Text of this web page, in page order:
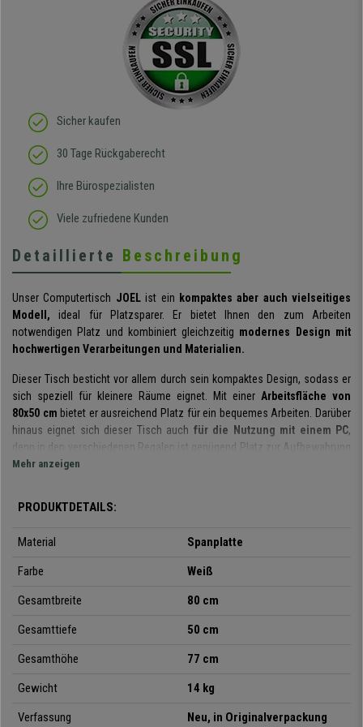
sitzt darin auch wirklich
gut! Die Sitzfläche, eine
Art straffes aber auch
elastisches Gewebe passt
sich der
Körperbewegung an.
Klare Kaufempfehlung!
Sicher kaufen
30 Tage Rückgaberecht
Ihre Bürospezialisten
Viele zufriedene Kunden
Detaillierte Beschreibung
Unser Computertisch JOEList ein kompaktes aber auch vielseitiges
Modell, ideal für Platzsparer. Er bietet Ihnen den zum Arbeiten
notwendigen Platz und kombiniert gleichzeitig modernes Design mit
hochwertigen Verarbeitungen und Materialien.
Dieser Tisch besticht vor allem durch sein kompaktes Design, sodass er
sich speziell für kleinere Räume eignet. Mit einer Arbeitsfläche von
80x50 cm bietet er ausreichend Platz für ein bequemes Arbeiten. Darüber
hinaus eignet sich dieser Tisch auch für die Nutzung mit einem PC,
denn in den verschiedenen Regalen ist genügend Platz zur Aufbewahrung
von Computer und Zubehör.
und Metallverwendet. Durch die Kombination beider Materialien ist er
Kanten sicherheitshalber abgerundet.
Mit seinen 4 multidirektionalen Rollenkann dieser kompakte Tisch bei
Bedarf problemlos weggerollt oder umgestellt werden, die optimale
wird ein unerwünschtes Wegrollen des Tisches vermieden.
Es handelt sich definitiv um einen funktionellen Computertisch
einen einfachen Tisch suchen, ist dieses Modell genau das Richtige für
Mehr anzeigen
PRODUKTDETAILS:
Material
Spanplatte
Farbe
Weiß
Gesamtbreite
80 cm
Gesamttiefe
50 cm
Gesamthöhe
77 cm
Gewicht
14 kg
Verfassung
Neu, in Originalverpackung